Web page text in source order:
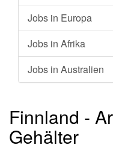
Jobs in Europa
Jobs in Afrika
Jobs in Australien
Finnland -
Gehälter